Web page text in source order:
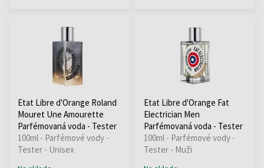
Etat Libre d'Orange Roland
Mouret Une Amourette
Parfémovaná voda - Tester
100ml - Parfémové vody -
Tester - Unisex
Etat Libre d'Orange Fat
Electrician Men
Parfémovaná voda - Tester
100ml - Parfémové vody -
Tester - Muži